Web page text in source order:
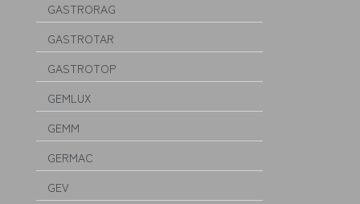
GASTRORAG
GASTROTAR
GASTROTOP
GEMLUX
GEMM
GERMAC
GEV